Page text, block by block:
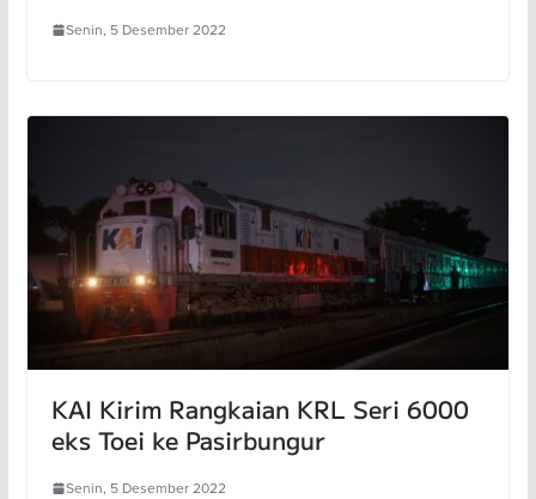
Senin, 5 Desember 2022
KAI Kirim Rangkaian KRL Seri 6000
eks Toei ke Pasirbungur
Senin, 5 Desember 2022